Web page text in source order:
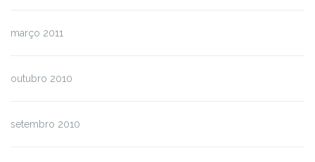
março 2011
outubro 2010
setembro 2010